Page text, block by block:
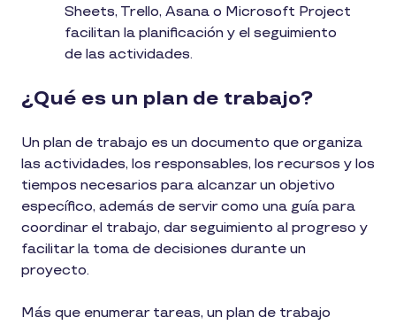
Sheets, Trello, Asana o Microsoft Project
facilitan la planificación y el seguimiento
de las actividades.
¿Qué es un plan de trabajo?
Un plan de trabajo es un documento que organiza
las actividades, los responsables, los recursos y los
tiempos necesarios para alcanzar un objetivo
específico, además de servir como una guía para
coordinar el trabajo, dar seguimiento al progreso y
facilitar la toma de decisiones durante un
proyecto.
Más que enumerar tareas, un plan de trabajo